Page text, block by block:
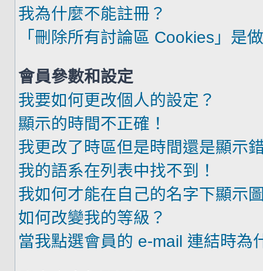
我為什麼不能註冊？
「刪除所有討論區 Cookies」是
會員參數和設定
我要如何更改個人的設定？
顯示的時間不正確！
我更改了時區但是時間還是顯示
我的語系在列表中找不到！
我如何才能在自己的名字下顯示
如何改變我的等級？
當我點選會員的 e-mail 連結時為